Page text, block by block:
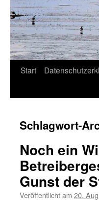
Start
Schlagwort-
Noch ein
Gunst der
Veröffentlicht am 20.